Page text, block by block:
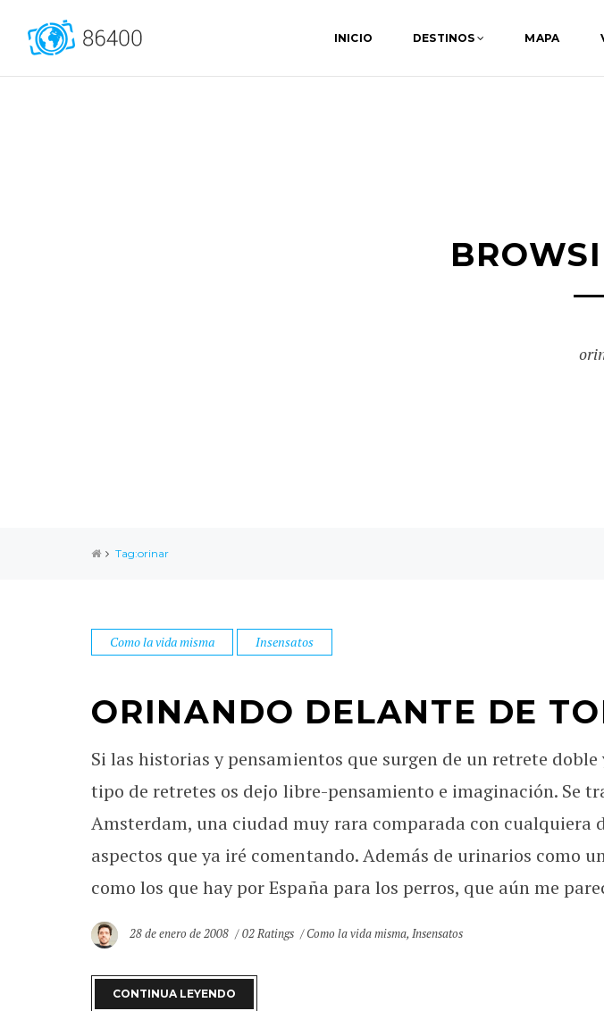
INICIO DESTINOS MAPA
Tag:orinar
Como la vida misma Insensatos
ORINANDO DELANTE DE
Si las historias y pensamientos que surgen de un retrete doble
tipo de retretes os dejo libre-pensamiento e imaginación. Se
Amsterdam, una ciudad muy rara comparada con cualquiera
aspectos que ya iré comentando. Además de urinarios como
como los que hay por España para los perros, que aún me
28 de enero de 2008 02 Ratings Como la vida misma,Insensatos
CONTINUA LEYENDO